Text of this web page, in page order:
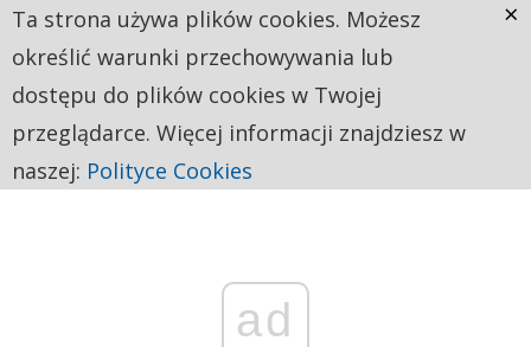
ad
Ta strona używa plików cookies. Możesz
określić warunki przechowywania lub
dostępu do plików cookies w Twojej
przeglądarce. Więcej informacji znajdziesz w
naszej: Polityce Cookies
×